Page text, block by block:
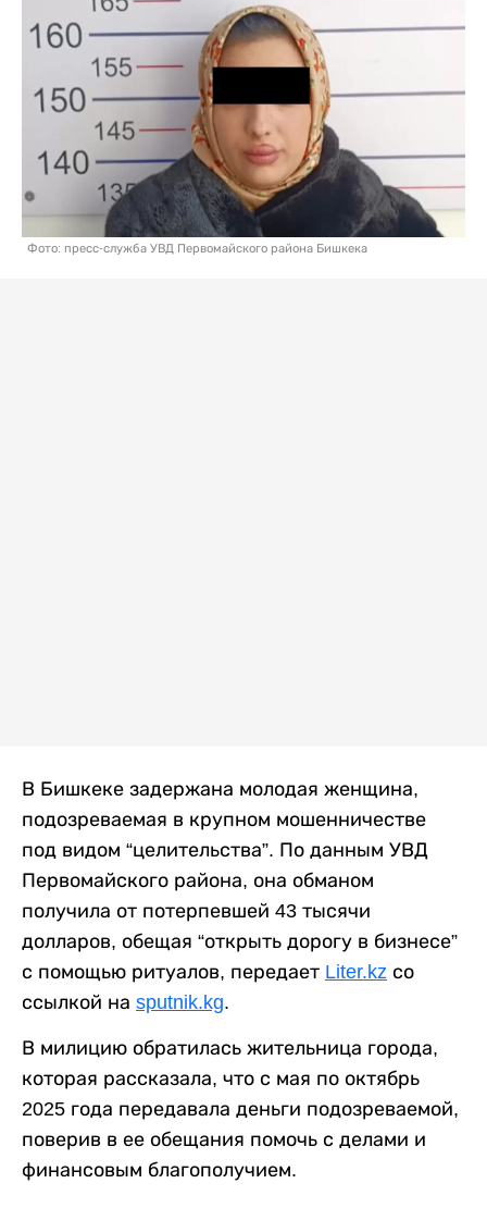
Фото: пресс-служба УВД Первомайского района Бишкека
В Бишкеке задержана молодая женщина,
подозреваемая в крупном мошенничестве
под видом “целительства”. По данным УВД
Первомайского района, она обманом
получила от потерпевшей 43 тысячи
долларов, обещая “открыть дорогу в бизнесе”
с помощью ритуалов, передает Liter.kz со
ссылкой на sputnik.kg.
В милицию обратилась жительница города,
которая рассказала, что с мая по октябрь
2025 года передавала деньги подозреваемой,
поверив в ее обещания помочь с делами и
финансовым благополучием.